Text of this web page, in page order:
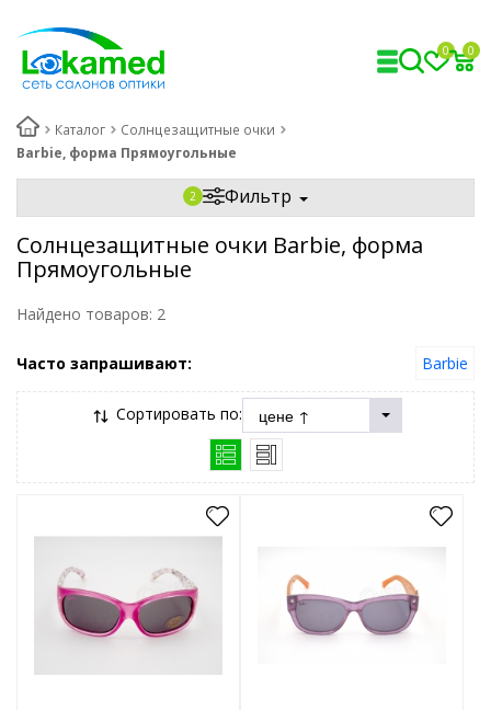
0 0
Каталог
Солнцезащитные очки
Barbie, форма Прямоугольные
Фильтр
Солнцезащитные очки Barbie, форма
Прямоугольные
Найдено товаров: 2
Часто запрашивают: Barbie
Сортировать по: